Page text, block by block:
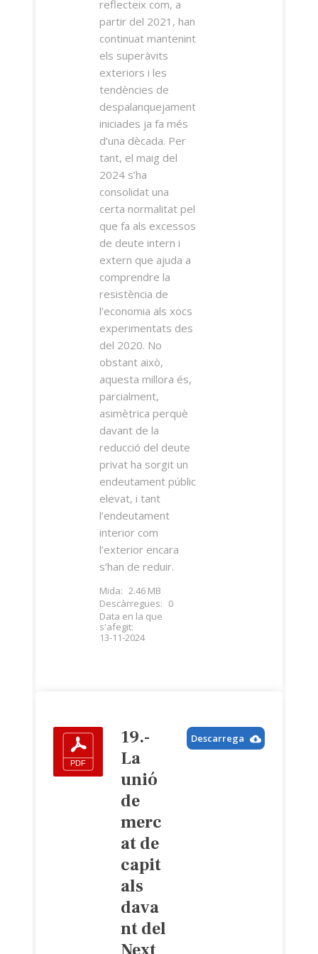
reflecteix com, a
partir del 2021, han
continuat mantenint
els superàvits
exteriors i les
tendències de
despalanquejament
iniciades ja fa més
d’una dècada. Per
tant, el maig del
2024 s’ha
consolidat una
certa normalitat pel
que fa als excessos
de deute intern i
extern que ajuda a
comprendre la
resistència de
l’economia als xocs
experimentats des
del 2020. No
obstant això,
aquesta millora és,
parcialment,
asimètrica perquè
davant de la
reducció del deute
privat ha sorgit un
endeutament públic
elevat, i tant
l’endeutament
interior com
l’exterior encara
s’han de reduir.
Mida: 2.46 MB
Descàrregues: 0
Data en la que
s'afegit:
13-11-2024
19.-
La
unió
de
merc
at de
capit
als
dava
nt del
Descarrega